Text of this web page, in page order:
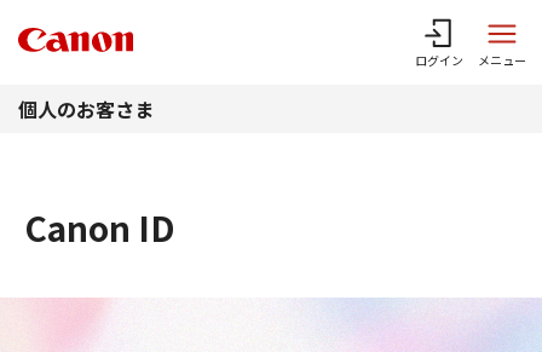
ログイン メニュー
個人のお客さま
Canon ID